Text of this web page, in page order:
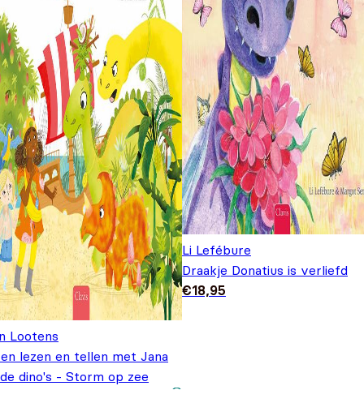
Lootens
lezen en tellen met Jana
dino's - Storm op zee
Li Lefébure
Draakje Donatius is verliefd
€18,95